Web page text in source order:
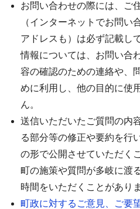
お問い合わせの際には、ご
（インターネットでお問い
アドレスも）は必ず記載し
情報については、お問い合
容の確認のための連絡や、
めに利用し、他の目的に使
ん。
送信いただいたご質問の内
る部分等の修正や要約を行
の形で公開させていただく
町の施策や質問が多岐に渡
時間をいただくことがあり
町政に対するご意見、ご要